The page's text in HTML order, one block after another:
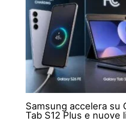
Samsung accelera su
Tab S12 Plus e nuove